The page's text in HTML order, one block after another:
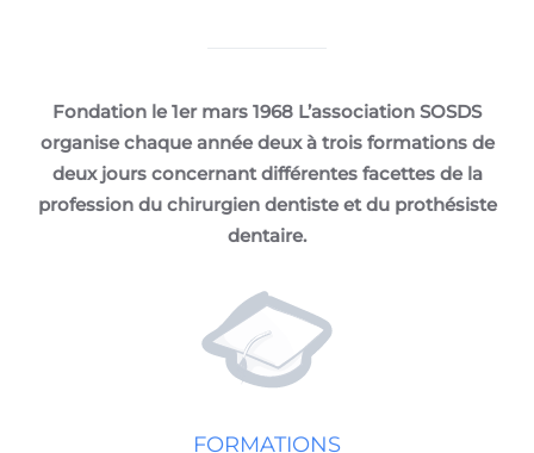
Fondation le 1er mars 1968 L’association SOSDS
organise chaque année deux à trois formations de
deux jours concernant différentes facettes de la
profession du chirurgien dentiste et du prothésiste
dentaire.
FORMATIONS